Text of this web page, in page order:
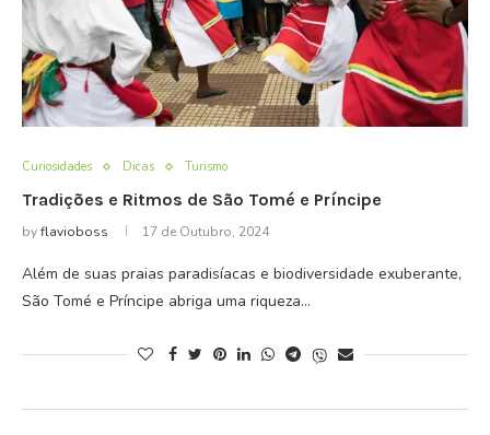
Curiosidades Dicas Turismo
Tradições e Ritmos de São Tomé e Príncipe
byflavioboss 17 de Outubro, 2024
Além de suas praias paradisíacas e biodiversidade exuberante,
São Tomé e Príncipe abriga uma riqueza…